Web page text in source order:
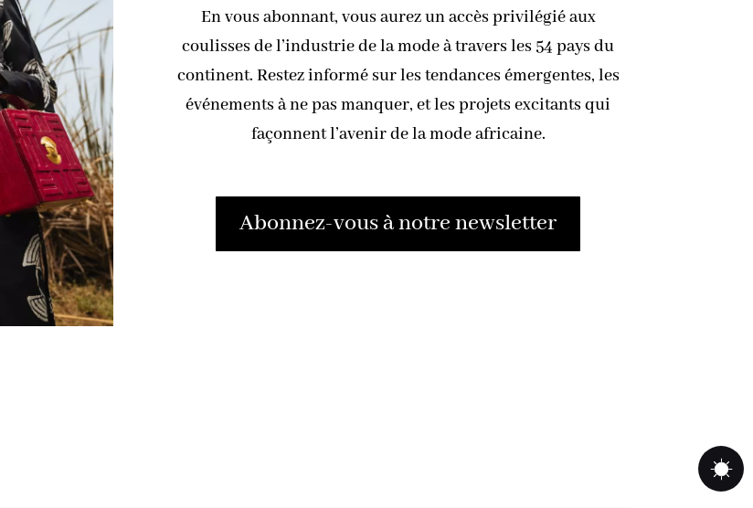
En vous abonnant, vous aurez un accès privilégié aux
coulisses de l’industrie de la mode à travers les 54 pays du
continent. Restez informé sur les tendances émergentes, les
événements à ne pas manquer, et les projets excitants qui
façonnent l’avenir de la mode africaine.
Abonnez-vous à notre newsletter